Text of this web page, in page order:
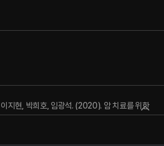
지현, 박희호, 임광석. (2020). 암 치료를 위한
: 면역항암제. KSBB Journal, 35(2), 105-